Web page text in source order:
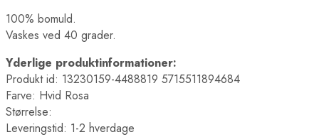
100% bomuld.
Vaskes ved 40 grader.
Yderlige produktinformationer:
Produkt id: 13230159-4488819 5715511894684
Farve: Hvid Rosa
Størrelse:
Leveringstid: 1-2 hverdage